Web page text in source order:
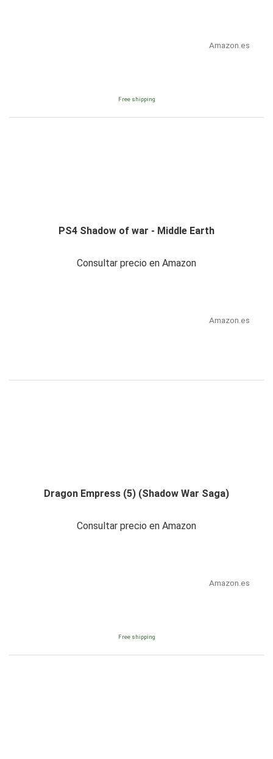
Amazon.es
Free shipping
PS4 Shadow of war - Middle Earth
Consultar precio en Amazon
Amazon.es
Dragon Empress (5) (Shadow War Saga)
Consultar precio en Amazon
Amazon.es
Free shipping